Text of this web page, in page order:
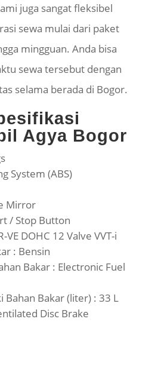
juga sangat fleksibel
sewa mulai dari paket
mingguan. Anda bisa
sewa tersebut dengan
selama berada di Bogor.
Agya Bogor
System (ABS)
Mirror
/ Stop Button
VE DOHC 12 Valve VVT-i
: Bensin
Bakar : Electronic Fuel
Bahan Bakar (liter) : 33 L
Disc Brake